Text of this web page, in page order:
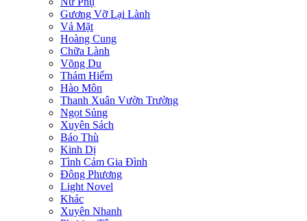
Gương Vỡ Lại Lành
Vả Mặt
Hoàng Cung
Chữa Lành
Võng Du
Thám Hiểm
Hào Môn
Thanh Xuân Vườn Trường
Ngọt Sủng
Xuyên Sách
Báo Thù
Kinh Dị
Tình Cảm Gia Đình
Đông Phương
Light Novel
Khác
Xuyên Nhanh